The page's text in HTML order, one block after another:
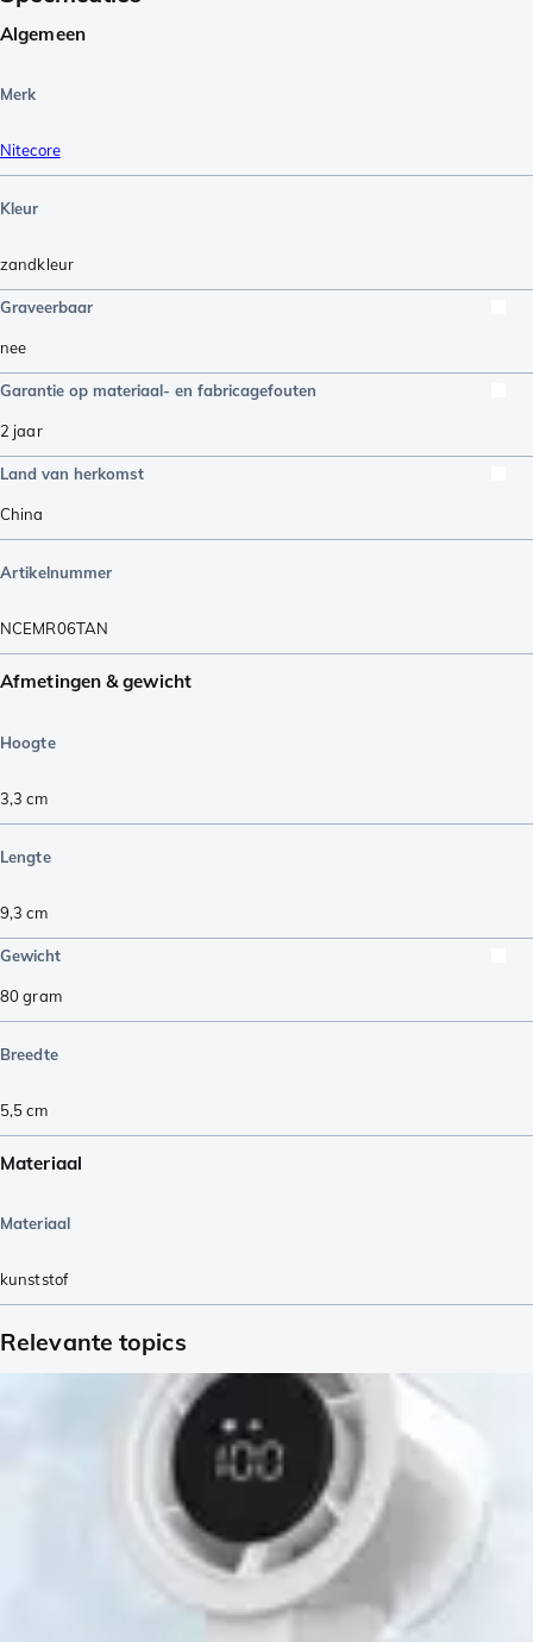
Algemeen
Merk
Nitecore
Kleur
zandkleur
Graveerbaar
nee
Garantie op materiaal- en fabricagefouten
2 jaar
Land van herkomst
China
Artikelnummer
NCEMR06TAN
Afmetingen & gewicht
Hoogte
3,3 cm
Lengte
9,3 cm
Gewicht
80gram
Breedte
5,5cm
Materiaal
Materiaal
kunststof
Relevante topics